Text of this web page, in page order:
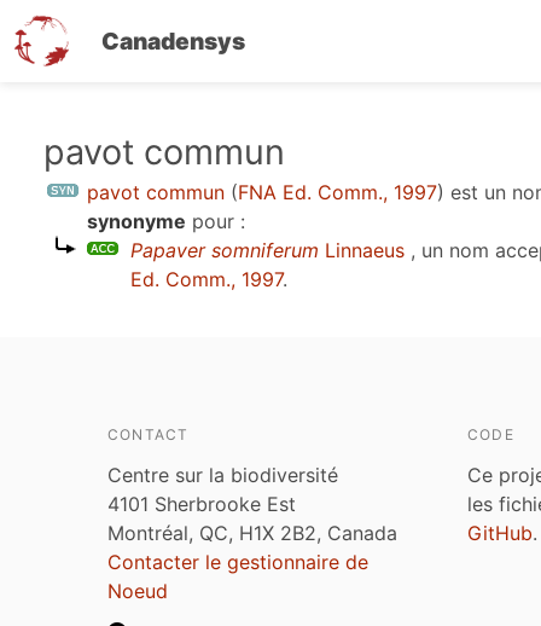
Canadensys
contenu
pavot commun
pavot commun (FNA Ed. Comm., 1997) est un
synonyme pour :
Papaver somniferum Linnaeus , un nom
Ed. Comm., 1997.
CONTACT
Centre sur la biodiversité
4101 Sherbrooke Est
Montréal, QC, H1X 2B2, Canada
Contacter le gestionnaire de
Noeud
CODE
Ce
les
GitHub.